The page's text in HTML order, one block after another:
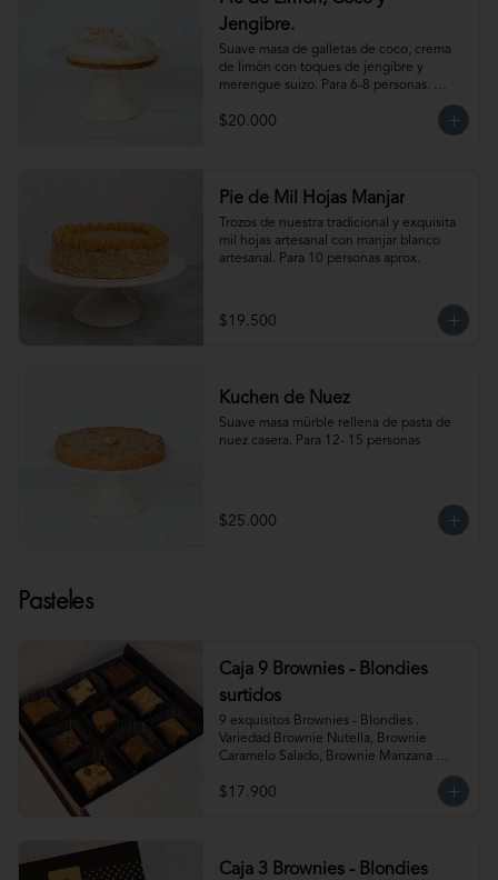
Jengibre.
Suave masa de galletas de coco, crema
de limón con toques de jengibre y
merengue suizo. Para 6-8 personas.
descongelar de 1 a 2 horas a temperatura
$20.000
Pie de Mil Hojas Manjar
Trozos de nuestra tradicional y exquisita
mil hojas artesanal con manjar blanco
artesanal. Para 10 personas aprox.
$19.500
Kuchen de Nuez
Suave masa mürble rellena de pasta de
nuez casera. Para 12- 15 personas
$25.000
Pasteles
Caja 9 Brownies - Blondies
surtidos
9 exquisitos Brownies - Blondies .
Variedad Brownie Nutella, Brownie
Caramelo Salado, Brownie Manzana
Canela, Blondie Galleta Lotus, Blondie
Almendra y Blondie Mantequilla de
sabores!
$17.900
Caja 3 Brownies - Blondies